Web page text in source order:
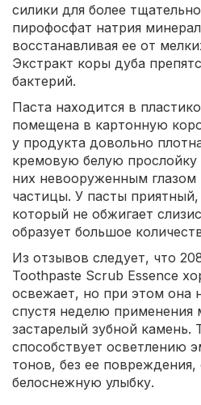
силики для более
пирофосфат натрия
восстанавливая ее от
Экстракт коры дуба
бактерий.
Паста находится в
помещена в картонную
у продукта довольно
кремовую белую прослойку
них невооруженным
частицы. У пасты
который не обжигает
образует большое
Из отзывов следует, что
Toothpaste Scrub Essence
освежает, но при этом она
спустя неделю применения
застарелый зубной камень.
способствует осветлению
тонов, без ее повреждения,
белоснежную улыбку.